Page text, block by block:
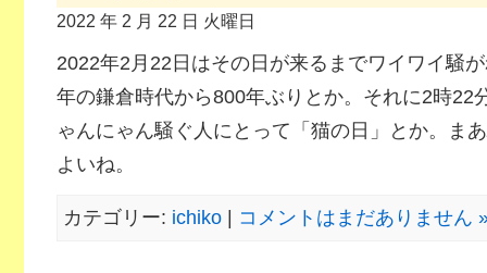
2022 年 2 月 22 日 火曜日
2022年2月22日はその日が来るまでワイワイ騒
年の鎌倉時代から800年ぶりとか。それに2時22
ゃんにゃん騒ぐ人にとって「猫の日」とか。ま
よいね。
カテゴリー: ichiko| コメントはまだありません